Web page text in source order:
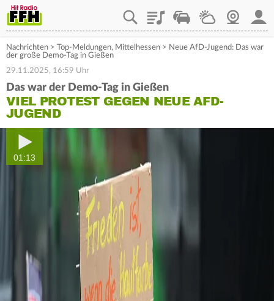
PlaylistStaupilotWetterWebcam
Nachrichten > Top-Meldungen, Mittelhessen > Neue AfD-Jugend: Das war
der große Demo-Tag in Gießen
29.11.2025, 16:59 Uhr
Das war der Demo-Tag in Gießen
VIEL PROTEST GEGEN NEUE AFD-
JUGEND
01:13